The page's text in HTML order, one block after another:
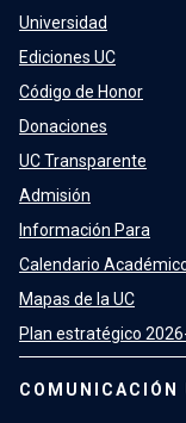
Universidad
Ediciones UC
Código de Honor
Donaciones
UC Transparente
Admisión
Información Para
Calendario
Mapas de la UC
Plan estratégico
COMUNICACIÓN